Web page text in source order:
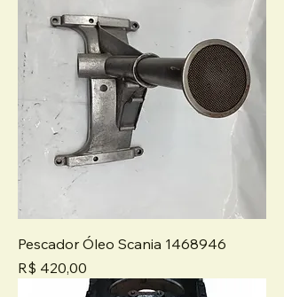
Pescador Óleo Scania 1468946
Preço
R$ 420,00